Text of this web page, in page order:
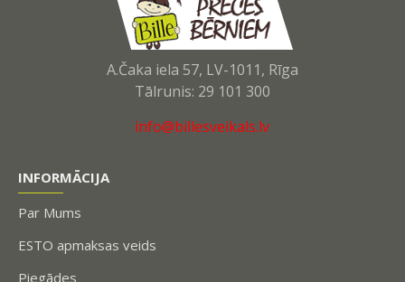
A.Čaka iela 57, LV-1011, Rīga
Tālrunis: 29 101 300
info@billesveikals.lv
INFORMĀCIJA
Par Mums
ESTO apmaksas veids
Piegādes